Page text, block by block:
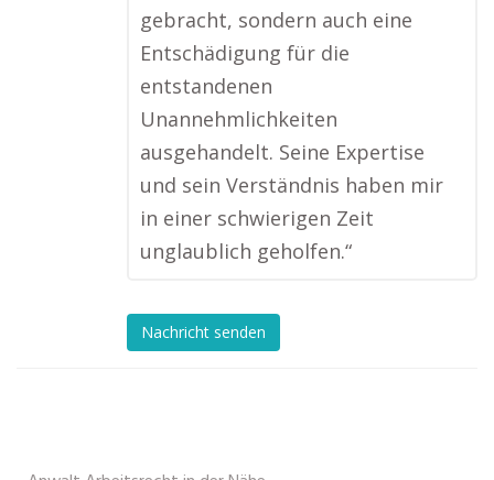
gebracht, sondern auch eine
Entschädigung für die
entstandenen
Unannehmlichkeiten
ausgehandelt. Seine Expertise
und sein Verständnis haben mir
in einer schwierigen Zeit
unglaublich geholfen.“
Nachricht senden